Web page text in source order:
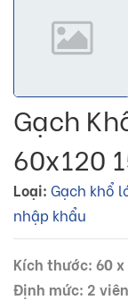
Gạch
60x120
Loại: Gạch khổ
nhập khẩu
Kích thước: 60 x
Định mức: 2